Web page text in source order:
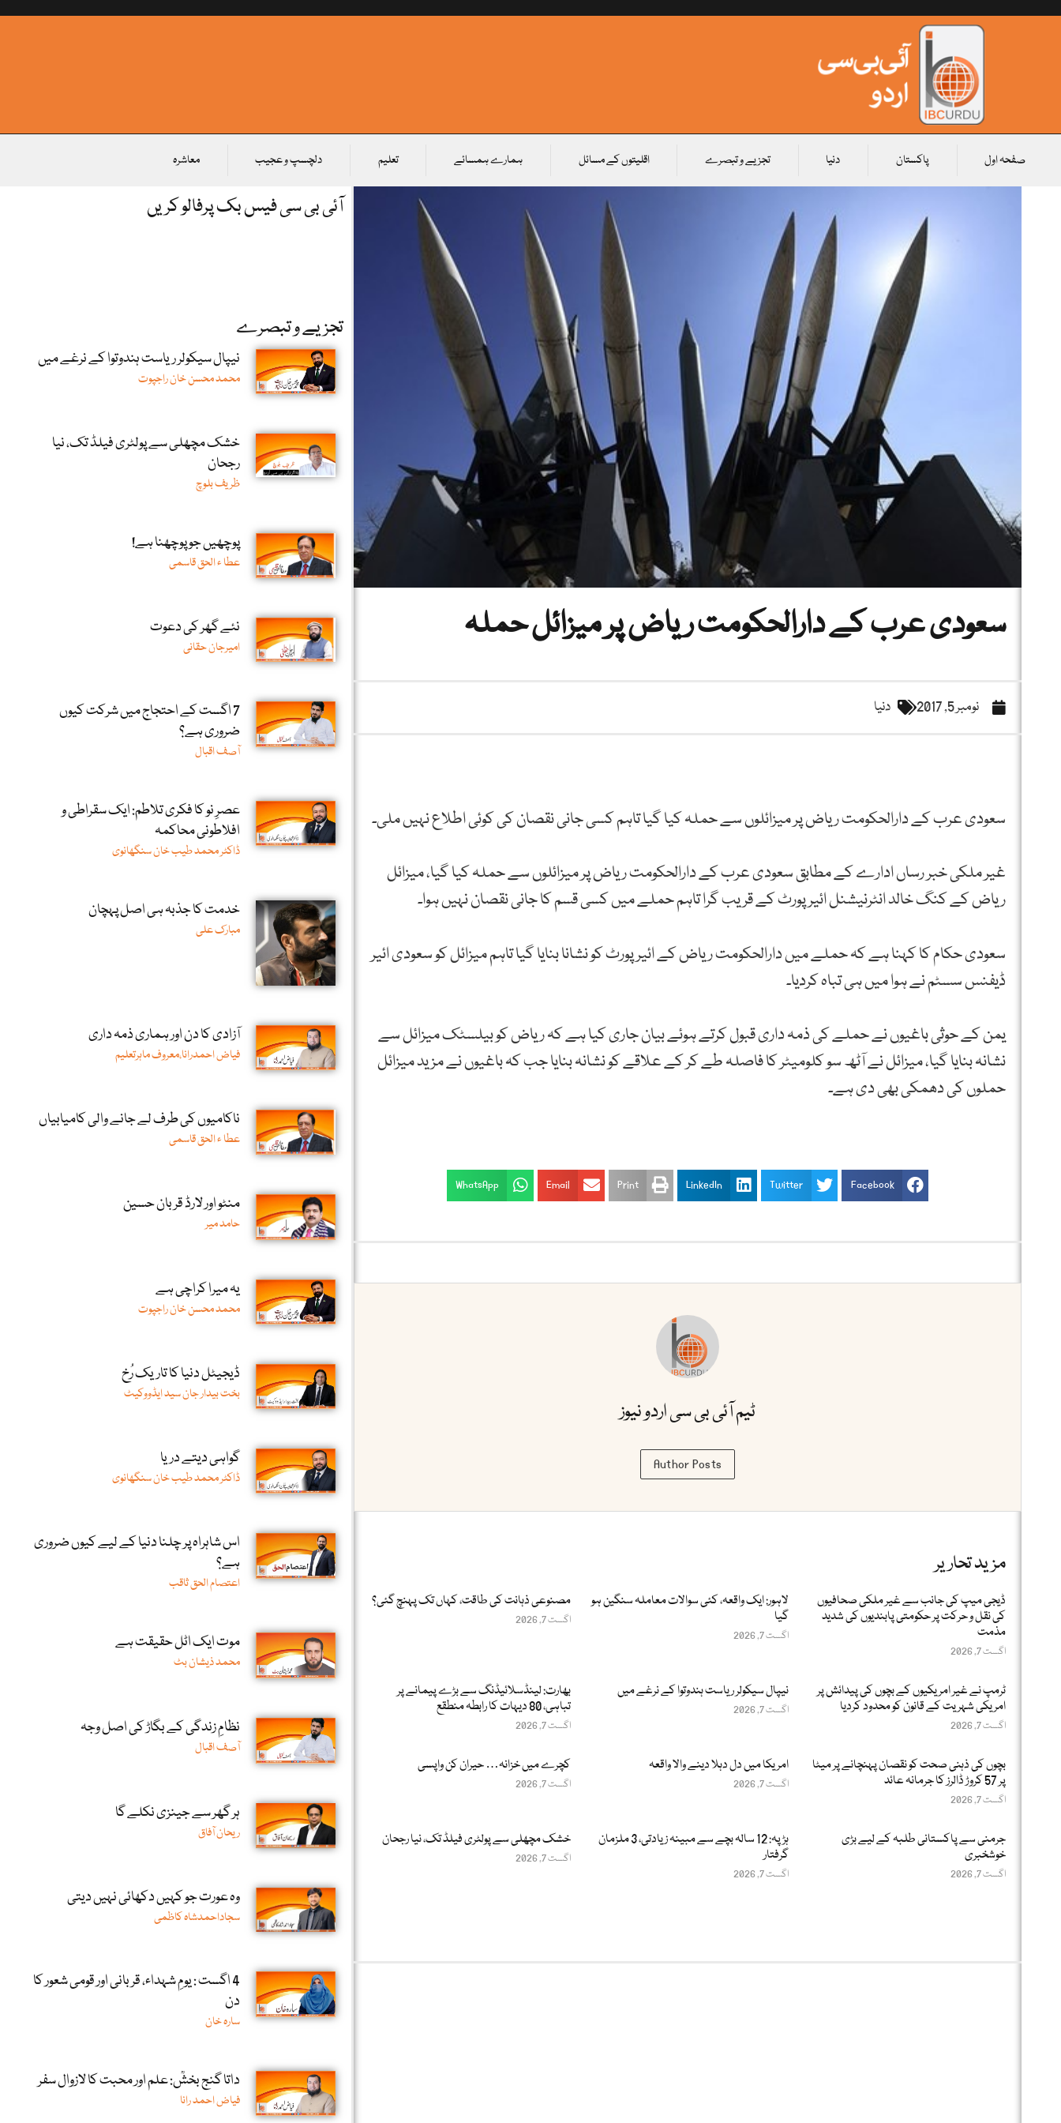
صفحہ اول پاکستان دنیا تجزیے و تبصرے اقلیتوں کے مسائل ہمارے ہمسائے تعلیم دلچسپ و عجیب معاشرہ
سعودی عرب کے دارالحکومت ریاض پر میزائل حملہ
نومبر 5, 2017 دنیا
سعودی عرب کے دارالحکومت ریاض پر میزائلوں سے حملہ کیا گیا تاہم کسی جانی نقصان کی کوئی اطلاع نہیں ملی۔
غیر ملکی خبر رساں ادارے کے مطابق سعودی عرب کے دارالحکومت ریاض پر میزائلوں سے حملہ کیا گیا، میزائل
ریاض کے کنگ خالد انٹرنیشنل ائیر پورٹ کے قریب گرا تاہم حملے میں کسی قسم کا جانی نقصان نہیں ہوا۔
سعودی حکام کا کہنا ہے کہ حملے میں دارالحکومت ریاض کے ائیر پورٹ کو نشانا بنایا گیا تاہم میزائل کو سعودی ائیر
ڈیفنس سسٹم نے ہوا میں ہی تباہ کردیا۔
یمن کے حوثی باغیوں نے حملے کی ذمہ داری قبول کرتے ہوئے بیان جاری کیا ہے کہ ریاض کو بیلسٹک میزائل سے
نشانہ بنایا گیا، میزائل نے آٹھ سو کلومیٹر کا فاصلہ طے کر کے علاقے کو نشانہ بنایا جب کہ باغیوں نے مزید میزائل
حملوں کی دھمکی بھی دی ہے۔
Facebook
Twitter
LinkedIn
Print
Email
WhatsApp
ٹیم آئی بی سی اردو نیوز
Author Posts
مزید تحاریر
ڈیجی میپ کی جانب سے غیر ملکی صحافیوں
کی نقل و حرکت پر حکومتی پابندیوں کی شدید
مذمت
اگست 7, 2026
لاہور: ایک واقعہ، کئی سوالات معاملہ سنگین ہو
گیا
اگست 7, 2026
مصنوعی ذہانت کی طاقت، کہاں تک پہنچ گئی؟
اگست 7, 2026
ٹرمپ نے غیر امریکیوں کے بچوں کی پیدائش پر
امریکی شہریت کے قانون کو محدود کردیا
اگست 7, 2026
نیپال سیکولر ریاست ہندوتوا کے نرغے میں
اگست 7, 2026
بھارت: لینڈسلائیڈنگ سے بڑے پیمانے پر
تباہی، 80 دیہات کا رابطہ منطقع
اگست 7, 2026
بچوں کی ذہنی صحت کو نقصان پہنچانے پر میٹا
پر 57 کروڑ ڈالرز کا جرمانہ عائد
اگست 7, 2026
امریکا میں دل دہلا دینے والا واقعہ
اگست 7, 2026
کچرے میں خزانہ… حیران کن واپسی
اگست 7, 2026
جرمنی سے پاکستانی طلبہ کے لیے بڑی
خوشخبری
اگست 7, 2026
ہڑپہ: 12 سالہ بچے سے مبینہ زیادتی، 3 ملزمان
گرفتار
اگست 7, 2026
خشک مچھلی سے پولٹری فیلڈ تک، نیا رجحان
اگست 7, 2026
آئی بی سی فیس بک پرفالو کریں
تجزیے و تبصرے
نیپال سیکولر ریاست ہندوتوا کے نرغے میں
محمد محسن خان راجپوت
خشک مچھلی سے پولٹری فیلڈ تک، نیا
رجحان
ظریف بلوچ
پوچھیں جو پوچھنا ہے!
عطا ء الحق قاسمی
نئے گھر کی دعوت
امیرجان حقانی
7 اگست کے احتجاج میں شرکت کیوں
ضروری ہے؟
آصف اقبال
عصرِ نو کا فکری تلاطم: ایک سقراطی و
افلاطونی محاکمہ
ڈاکٹر محمد طیب خان سنگھانوی
خدمت کا جذبہ ہی اصل پہچان
مبارک علی
آزادی کا دن اور ہماری ذمہ داری
فیاض احمدرانا،معروف ماہرتعلیم
ناکامیوں کی طرف لے جانے والی کامیابیاں
عطا ء الحق قاسمی
منٹو اور لارڈ قربان حسین
حامد میر
یہ میرا کراچی ہے
محمد محسن خان راجپوت
ڈیجیٹل دنیا کا تاریک رُخ
بخت بیدار جان سید ایڈووکیٹ
گواہی دیتے دریا
ڈاکٹر محمد طیب خان سنگھانوی
اس شاہراہ پر چلنا دنیا کے لیے کیوں ضروری
ہے؟
اعتصام الحق ثاقب
موت ایک اٹل حقیقت ہے
محمد ذیشان بٹ
نظامِ زندگی کے بگاڑ کی اصل وجہ
آصف اقبال
ہر گھر سے جینزی نکلے گا
ریحان آفاق
وہ عورت جو کہیں دکھائی نہیں دیتی
سجاداحمدشاہ کاظمی
4 اگست : یومِ شہداء، قربانی اور قومی شعور کا
دن
سارہ خان
داتا گنج بخشؒ: علم اور محبت کا لازوال سفر
فیاض احمد رانا